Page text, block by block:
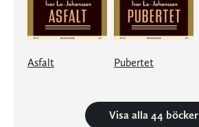
Asfalt Pubertet
Visa alla 44 böcker